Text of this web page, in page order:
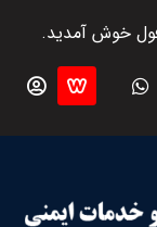
خوش آمدید.